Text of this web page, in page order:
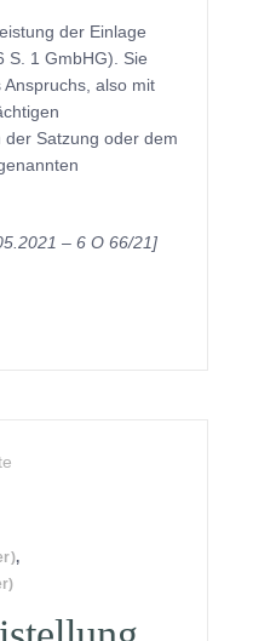
der Einlage
S. 1 GmbHG). Sie
also mit
Satzung oder dem
– 6 O 66/21]
,